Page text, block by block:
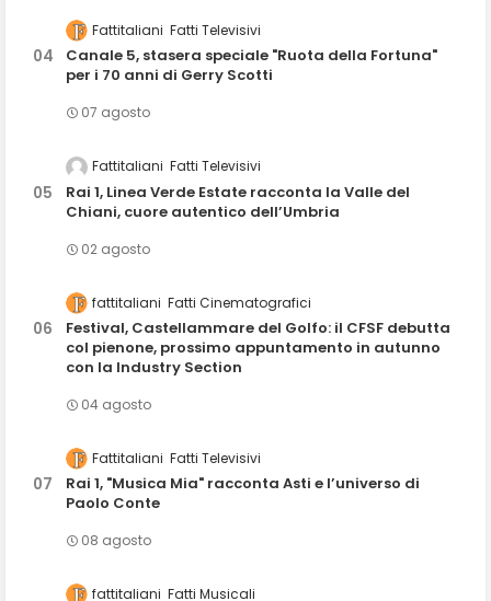
Fattitaliani Fatti Televisivi
Canale 5, stasera speciale "Ruota della Fortuna"
per i 70 anni di Gerry Scotti
07 agosto
Fattitaliani Fatti Televisivi
Rai 1, Linea Verde Estate racconta la Valle del
Chiani, cuore autentico dell’Umbria
02 agosto
fattitaliani Fatti Cinematografici
Festival, Castellammare del Golfo: il CFSF debutta
col pienone, prossimo appuntamento in autunno
con la Industry Section
04 agosto
Fattitaliani Fatti Televisivi
Rai 1, "Musica Mia" racconta Asti e l’universo di
Paolo Conte
08 agosto
fattitaliani Fatti Musicali